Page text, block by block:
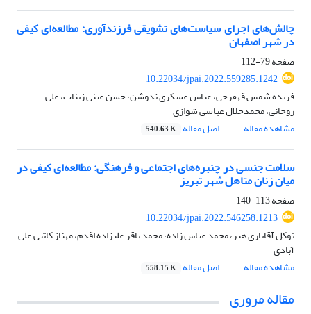
چالش‌های اجرای سیاست‌های تشویقی فرزندآوری: مطالعه‌ای کیفی
در شهر اصفهان
صفحه79-112
10.22034/jpai.2022.559285.1242
فریده شمس قهفرخی، عباس عسکری ندوشن، حسن عینی زیناب، علی
روحانی، محمدجلال عباسی شوازی
مشاهده مقاله
اصل مقاله 540.63 K
سلامت جنسی در چنبره‏‌های اجتماعی و فرهنگی: مطالعه‌‏ای کیفی در
میان زنان متاهل شهر تبریز
صفحه113-140
10.22034/jpai.2022.546258.1213
توکل آقایاری هیر، محمد عباس زاده، محمد باقر علیزاده اقدم، مهناز کاتبی علی
آبادی
مشاهده مقاله
اصل مقاله 558.15 K
مقاله مروری